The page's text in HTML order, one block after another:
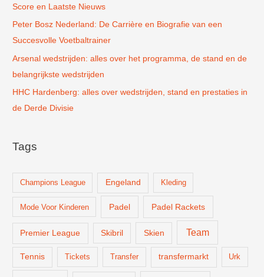
:Score en Laatste Nieuws
Peter Bosz Nederland: De Carrière en Biografie van een
Succesvolle Voetbaltrainer
Arsenal wedstrijden: alles over het programma, de stand en de
belangrijkste wedstrijden
HHC Hardenberg: alles over wedstrijden, stand en prestaties in
de Derde Divisie
Tags
Champions League Engeland Kleding
Mode Voor Kinderen Padel Padel Rackets
Premier League Skibril Skien Team
Tennis Tickets Transfer transfermarkt Urk